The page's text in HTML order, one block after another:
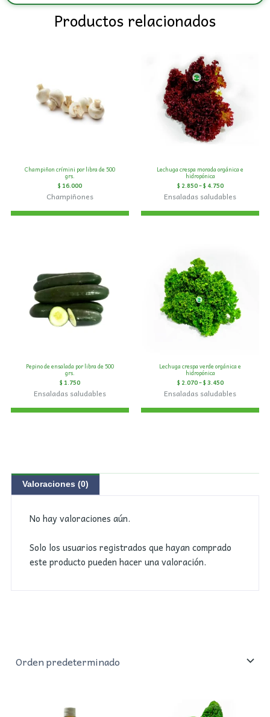
Productos relacionados
Champiñon crímini por libra de 500
grs.
$ 16.000
Champiñones
Lechuga crespa morada orgánica e
hidropónica
$ 2.850–$ 4.750
Ensaladas saludables
Pepino de ensalada por libra de 500
grs.
$ 1.750
Ensaladas saludables
Lechuga crespa verde orgánica e
hidropónica
$ 2.070–$ 3.450
Ensaladas saludables
Valoraciones (0)
No hay valoraciones aún.
Solo los usuarios registrados que hayan comprado
este producto pueden hacer una valoración.